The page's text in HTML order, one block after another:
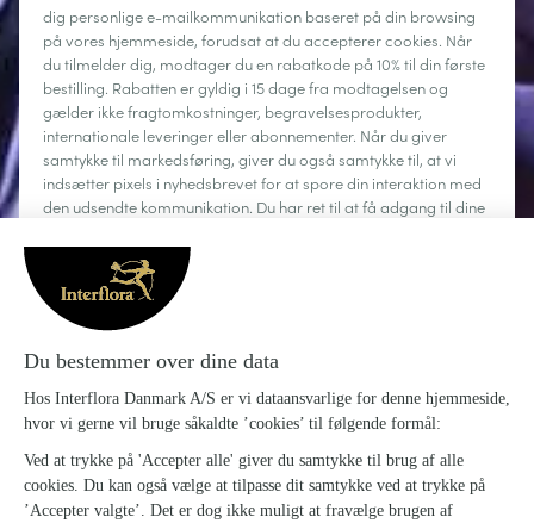
dig personlige e-mailkommunikation baseret på din browsing
på vores hjemmeside, forudsat at du accepterer cookies. Når
du tilmelder dig, modtager du en rabatkode på 10% til din første
bestilling. Rabatten er gyldig i 15 dage fra modtagelsen og
gælder ikke fragtomkostninger, begravelsesprodukter,
internationale leveringer eller abonnementer. Når du giver
samtykke til markedsføring, giver du også samtykke til, at vi
indsætter pixels i nyhedsbrevet for at spore din interaktion med
den udsendte kommunikation. Du har ret til at få adgang til dine
behandlingen og gøre brug af din ret til dataportabilitet. Du kan
til enhver tid afmelde dig.
Om Interflora
Sig det med blomster